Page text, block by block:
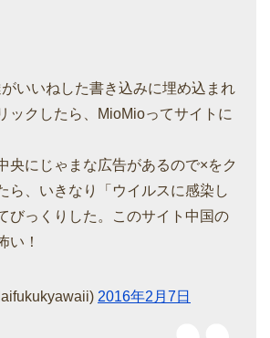
いいねした書き込みに埋め込まれ
ックしたら、MioMioってサイトに
央にじゃまな広告があるので×をク
ら、いきなり「ウイルスに感染し
びっくりした。このサイト中国の
い！
2016年2月7日